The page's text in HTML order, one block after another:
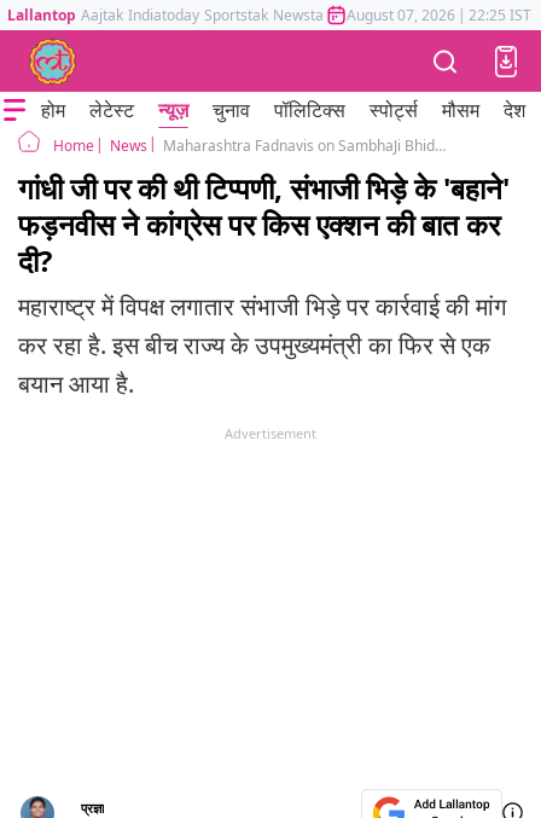
Lallantop Aajtak Indiatoday Sportstak Newstak Mumbai Tak Astrotak
August 07, 2026 | 22:25 IST
होम लेटेस्ट न्यूज़ चुनाव पॉलिटिक्स स्पोर्ट्स मौसम देश
Home News Maharashtra Fadnavis on SambhaJi Bhide row Will not tolerate insult to national icons Gandhiji Savarkar
गांधी जी पर की थी टिप्पणी, संभाजी भिड़े के 'बहाने'
फड़नवीस ने कांग्रेस पर किस एक्शन की बात कर
दी?
महाराष्ट्र में विपक्ष लगातार संभाजी भिड़े पर कार्रवाई की मांग
कर रहा है. इस बीच राज्य के उपमुख्यमंत्री का फिर से एक
बयान आया है.
Advertisement
प्रज्ञा